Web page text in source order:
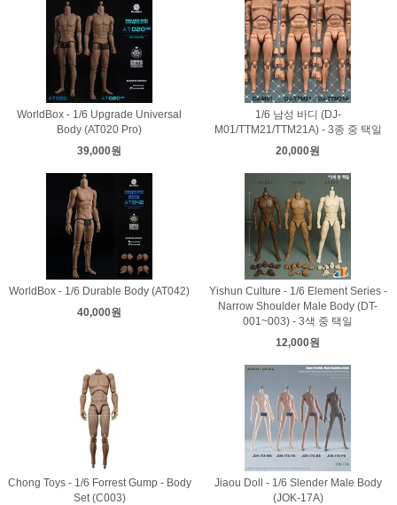
WorldBox - 1/6 Upgrade Universal
Body (AT020 Pro)
39,000원
1/6 남성 바디 (DJ-
M01/TTM21/TTM21A) - 3종 중 택일
20,000원
WorldBox - 1/6 Durable Body (AT042)
40,000원
Yishun Culture - 1/6 Element Series -
Narrow Shoulder Male Body (DT-
001~003) - 3색 중 택일
12,000원
Chong Toys - 1/6 Forrest Gump - Body
Set (C003)
Jiaou Doll - 1/6 Slender Male Body
(JOK-17A)